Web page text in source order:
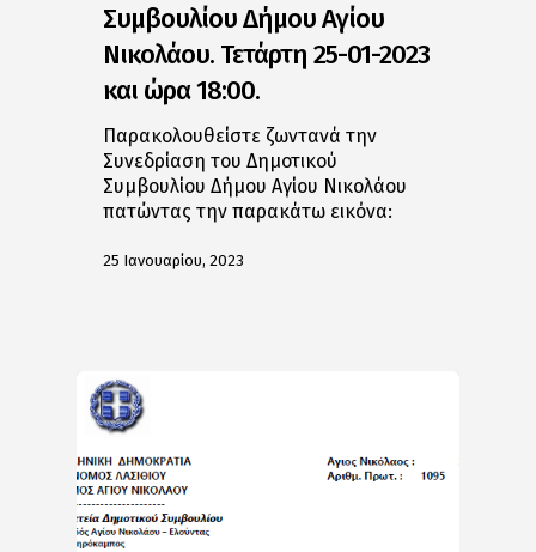
Συμβουλίου Δήμου Αγίου
Νικολάου. Τετάρτη 25-01-2023
και ώρα 18:00.
Παρακολουθείστε ζωντανά την
Συνεδρίαση του Δημοτικού
Συμβουλίου Δήμου Αγίου Νικολάου
πατώντας την παρακάτω εικόνα:
25 Ιανουαρίου, 2023